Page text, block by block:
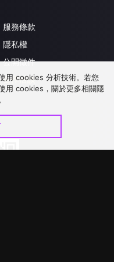
服務條款
隱私權
公開徵件
合作洽談
用 cookies 分析技術。若您
用 cookies，關於更多相關隱
。